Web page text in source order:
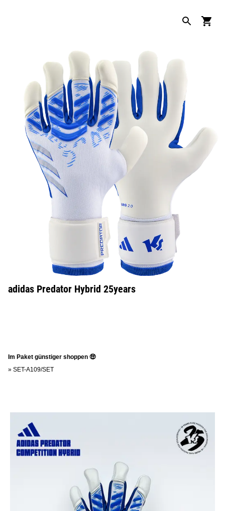
adidas Predator Hybrid 25years
Im Paket günstiger shoppen 🤑
» SET-A109/SET